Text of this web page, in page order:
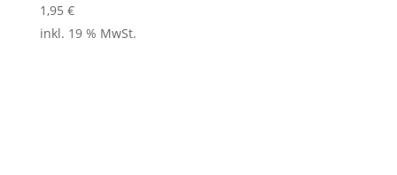
1,95 €
inkl. 19 % MwSt.